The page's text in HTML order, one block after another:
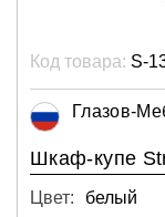
Код товара: S-
Глазов-
Шкаф-купе
Цвет:
белый